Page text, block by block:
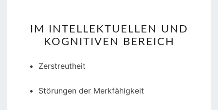
IM INTELLEKTUELLEN UND
KOGNITIVEN BEREICH
Zerstreutheit
Störungen der Merkfähigkeit